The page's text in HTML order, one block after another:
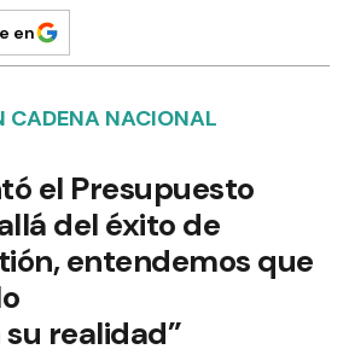
en
CADENA NACIONAL
el Presupuesto
del éxito de
entendemos que
realidad”